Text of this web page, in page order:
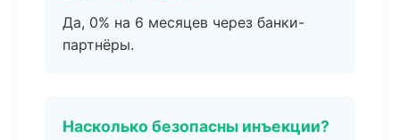
Да, 0% на 6 месяцев через банки-
партнёры.
Насколько безопасны инъекции?